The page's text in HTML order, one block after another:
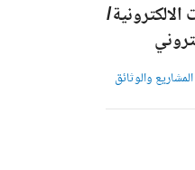
والوثائق